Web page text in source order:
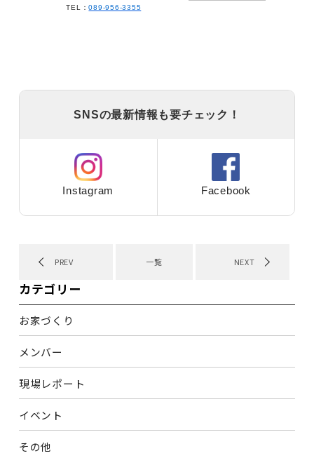
TEL：089-956-3355
SNSの最新情報も要チェック！
Instagram Facebook
PREV 一覧 NEXT
カテゴリー
お家づくり
メンバー
現場レポート
イベント
その他